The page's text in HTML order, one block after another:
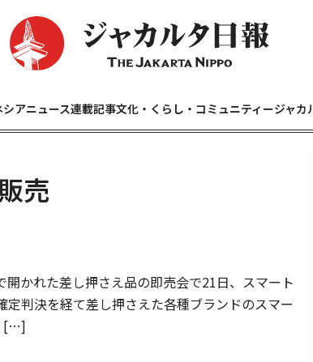
アニュース連載記事文化・くらし・コミュニティージャカ
売
かれた差し押さえ品の即売会で21日、スマート
判決を経て差し押さえた各種ブランドのスマー
[…]